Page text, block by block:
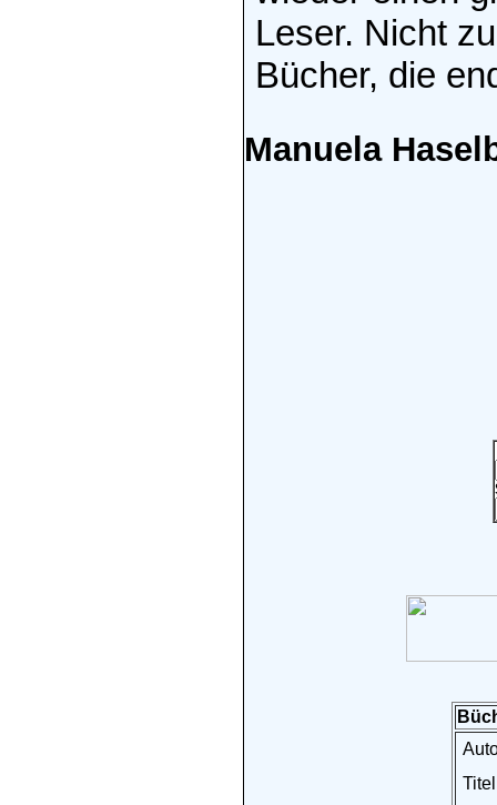
Leser. Nicht
Bücher, die
Manuela